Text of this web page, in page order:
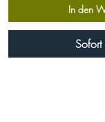
In den